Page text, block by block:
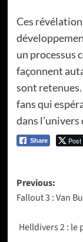
Ces
un processus
façonnent
sont
fans qui
dans
Share Post
Post
Previous:
Fallout 3 : Van
Helldivers 2 :